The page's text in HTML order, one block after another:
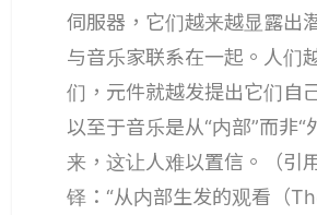
伺服器，它们越来越显露出
与音乐家联系在一起。人们
们，元件就越发提出它们自
以至于音乐是从“内部”而非“
来，这让人难以置信。（引
铎：“从内部生发的观看（